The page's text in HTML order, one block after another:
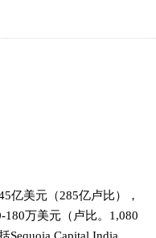
亿美元（285亿卢比），
180万美元（卢比。1,080